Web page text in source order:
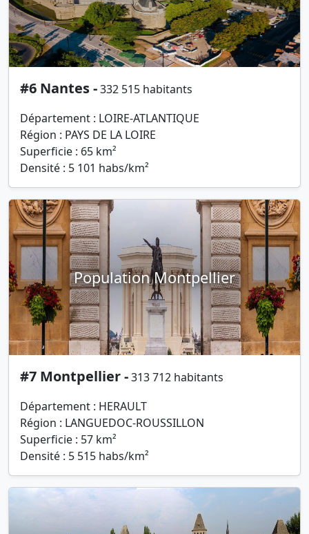
#6 Nantes -332 515 habitants
Département : LOIRE-ATLANTIQUE
Région : PAYS DE LA LOIRE
Superficie : 65 km²
Densité : 5 101 habs/km²
Population Montpellier
#7 Montpellier -313 712 habitants
Département : HERAULT
Région : LANGUEDOC-ROUSSILLON
Superficie : 57 km²
Densité : 5 515 habs/km²